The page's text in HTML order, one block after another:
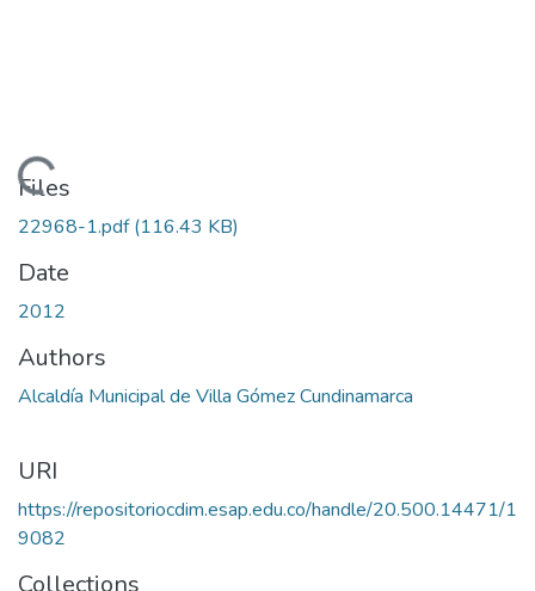
Loading...
Files
22968-1.pdf(116.43 KB)
Date
2012
Authors
Alcaldía Municipal de Villa Gómez Cundinamarca
URI
https://repositoriocdim.esap.edu.co/handle/20.500.14471/1
9082
Collections